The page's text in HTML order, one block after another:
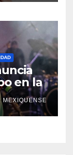
en la
MEXIQUENSE